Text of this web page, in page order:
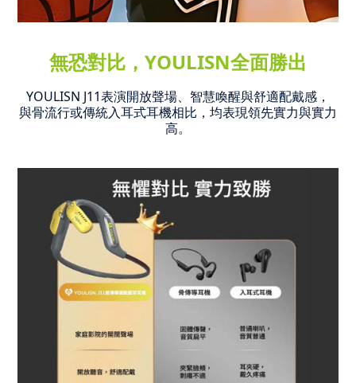
無恐對比，YOULISN全面勝出
YOULISN J11表演開放聲場、智慧喚醒與舒適配戴感，
與骨流行或傳統入耳式耳機相比，均表現領先實力與實力
高。